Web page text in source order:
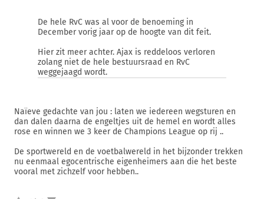
De hele RvC was al voor de benoeming in
December vorig jaar op de hoogte van dit feit.
Hier zit meer achter. Ajax is reddeloos verloren
zolang niet de hele bestuursraad en RvC
weggejaagd wordt.
Naïeve gedachte van jou : laten we iedereen wegsturen en
dan dalen daarna de engeltjes uit de hemel en wordt alles
rose en winnen we 3 keer de Champions League op rij ..
De sportwereld en de voetbalwereld in het bijzonder trekken
nu eenmaal egocentrische eigenheimers aan die het beste
vooral met zichzelf voor hebben..